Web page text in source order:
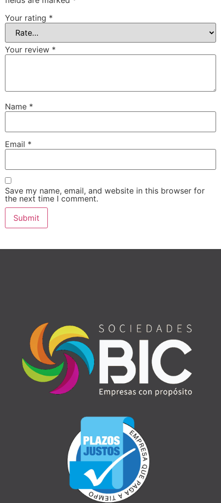
Your rating *
Your review *
Name *
Email *
Save my name, email, and website in this browser for
the next time I comment.